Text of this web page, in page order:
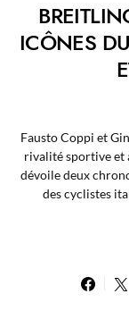
ICÔNES
Fausto Coppi et
rivalité sportive et
dévoile deux
des cyclistes